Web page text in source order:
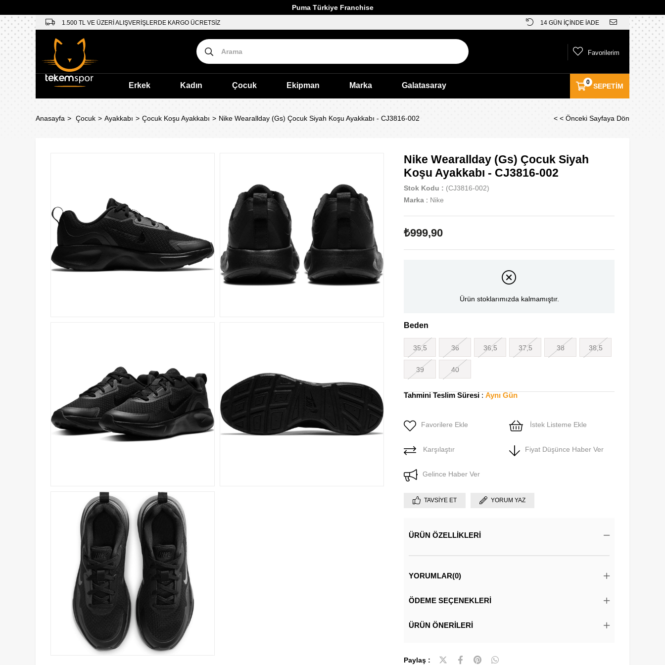
Puma Türkiye Franchise
1.500 TL VE ÜZERİ ALIŞVERİŞLERDE KARGO ÜCRETSİZ 14 GÜN İÇİNDE İADE
SEPETIM
0
Favorilerim
Erkek Kadın Çocuk Ekipman Marka Galatasaray
Anasayfa Çocuk Ayakkabı Çocuk Koşu Ayakkabı Nike Wearallday (Gs) Çocuk Siyah Koşu Ayakkabı - CJ3816-002 < < Önceki Sayfaya Dön
Nike Wearallday (Gs) Çocuk Siyah
Koşu Ayakkabı - CJ3816-002
Stok Kodu
(CJ3816-002)
Marka : Nike
₺999,90
Ürün stoklarımızda kalmamıştır.
Beden
35,5 36 36,5 37,5 38 38,5
39 40
Tahmini Teslim Süresi : Aynı Gün
Favorilere Ekle İstek Listeme Ekle
Karşılaştır Fiyat Düşünce Haber Ver
Gelince Haber Ver
TAVSIYE ET YORUM YAZ
ÜRÜN ÖZELLIKLERI
YORUMLAR(0)
ÖDEME SEÇENEKLERI
ÜRÜN ÖNERILERI
Paylaş :